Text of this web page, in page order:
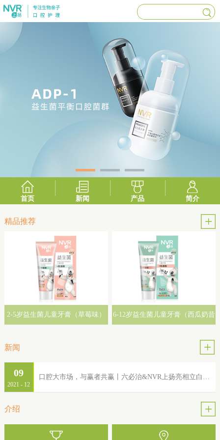
首页 新闻 产品 简介
精品推荐
2-5岁益生菌儿童牙膏（草莓味） 6-12岁益生菌儿童牙膏（西瓜奶昔
新闻
2021 - 12
09
介绍